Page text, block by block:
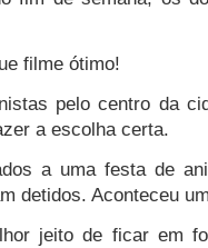
filme ótimo!
pelo centro da
a escolha certa.
a uma festa de
detidos. Aconteceu
jeito de ficar em